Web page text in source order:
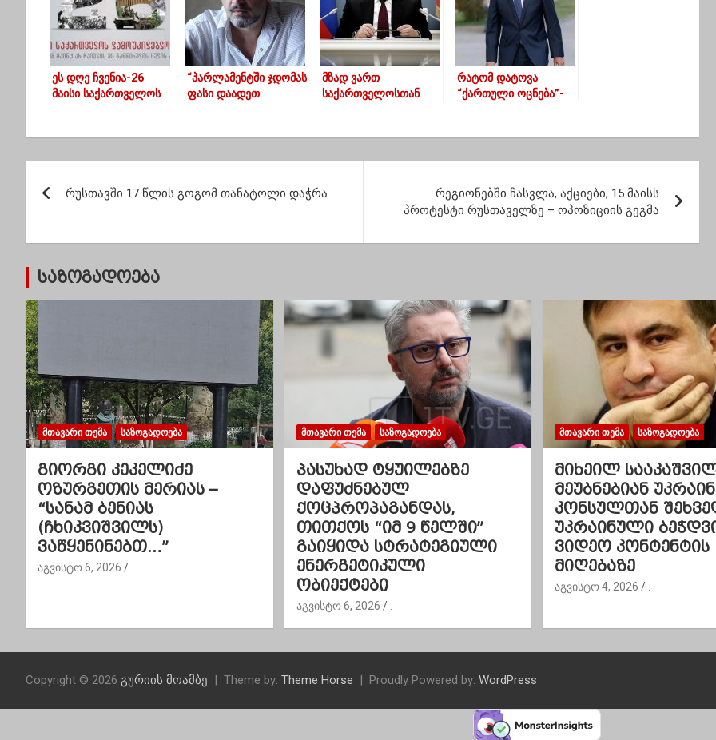
ეს დღე ჩვენია-26
მაისი საქართველოს
“პარლამენტში ჯდომას
ფასი დაადეთ
გამოგაპანღურებთ
მზად ვართ
საქართველოსთან
რუსეთის საგარეო
რატომ დატოვა
“ქართული ოცნება”-
წამოსვლის მიზეზებზე
ს
ტ
ი
ს
ნ
ა
ვ
ი
გ
ა
ც
ა
რუსთავში 17 წლის გოგომ თანატოლი დაჭრა
რეგიონებში ჩასვლა, აქციები, 15 მაისს
პროტესტი რუსთაველზე – ოპოზიციის გეგმა
საზოგადოება
ᲛᲗᲐᲕᲐᲠᲘ ᲗᲔᲛᲐ ᲡᲐᲖᲝᲒᲐᲓᲝᲔᲑᲐ
გიორგი კეკელიძე
ოზურგეთის მერიას –
“სანამ ბენიას
(ჩხიკვიშვილს)
ვაწყენინებთ…”
აგვისტო 6, 2026
ᲛᲗᲐᲕᲐᲠᲘ ᲗᲔᲛᲐ ᲡᲐᲖᲝᲒᲐᲓᲝᲔᲑᲐ
პასუხად ტყუილებზე
დაფუძნებულ
ქოცპროპაგანდას,
თითქოს “იმ 9 წელში”
გაიყიდა სტრატეგიული
ენერგეტიკული
ობიექტები
აგვისტო 6, 2026
ᲛᲗᲐᲕᲐᲠᲘ ᲗᲔᲛᲐ ᲡᲐᲖᲝᲒᲐᲓᲝᲔᲑᲐ
მიხეილ
მეუბნებიან
კონსულთან
უკრაინული
ვიდეო კონტენტის
მიღებაზე
აგვისტო 4, 2026
Copyright © 2026 გურიის მოამბე Theme by: Theme Horse Proudly Powered by: WordPress